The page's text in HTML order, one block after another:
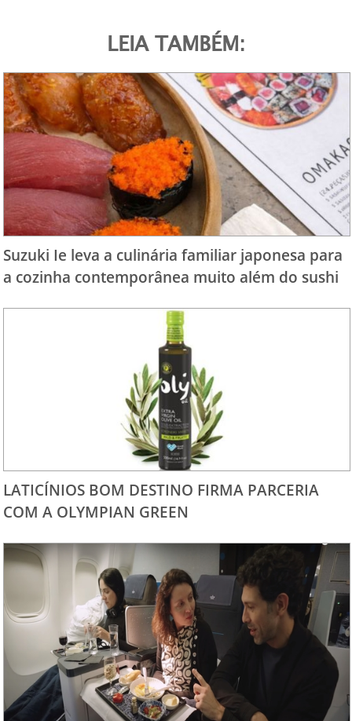
LEIA TAMBÉM:
Suzuki Ie leva a culinária familiar japonesa para
a cozinha contemporânea muito além do sushi
LATICÍNIOS BOM DESTINO FIRMA PARCERIA
COM A OLYMPIAN GREEN